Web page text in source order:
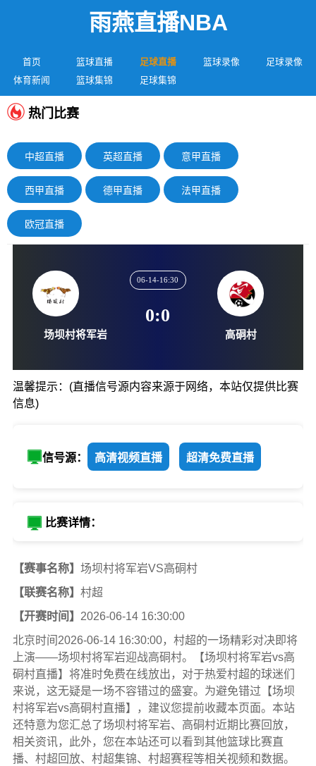
雨燕直播NBA
首页 篮球直播 足球直播 篮球录像
足球录像
体育新闻
篮球集锦 足球集锦
热门比赛
中超直播 英超直播 意甲直播
西甲直播 德甲直播 法甲直播
欧冠直播
0:0
温馨提示：(直播信号源内容来源于网络，本站仅提供比赛
信息)
信号源： 高清视频直播 超清免费直播
比赛详情：
【赛事名称】 场坝村将军岩VS高硐村
【联赛名称】 村超
【开赛时间】 2026-06-14 16:30:00
北京时间2026-06-14 16:30:00，村超的一场精彩对决即将
上演——场坝村将军岩迎战高硐村。【场坝村将军岩vs高
硐村直播】将准时免费在线放出，对于热爱村超的球迷们
来说，这无疑是一场不容错过的盛宴。为避免错过【场坝
村将军岩vs高硐村直播】，建议您提前收藏本页面。本站
还特意为您汇总了场坝村将军岩、高硐村近期比赛回放，
相关资讯，此外，您在本站还可以看到其他篮球比赛直
播、村超回放、村超集锦、村超赛程等相关视频和数据。